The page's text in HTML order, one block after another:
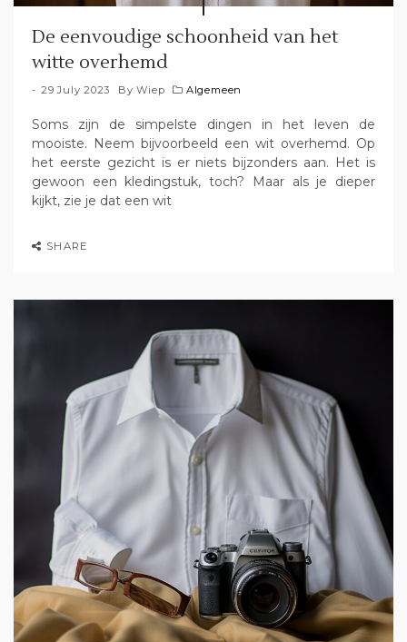
De eenvoudige schoonheid van het
witte overhemd
29 July 2023 ByWiep Algemeen
Soms zijn de simpelste dingen in het leven de
mooiste. Neem bijvoorbeeld een wit overhemd. Op
het eerste gezicht is er niets bijzonders aan. Het is
gewoon een kledingstuk, toch? Maar als je dieper
kijkt, zie je dat een wit
SHARE